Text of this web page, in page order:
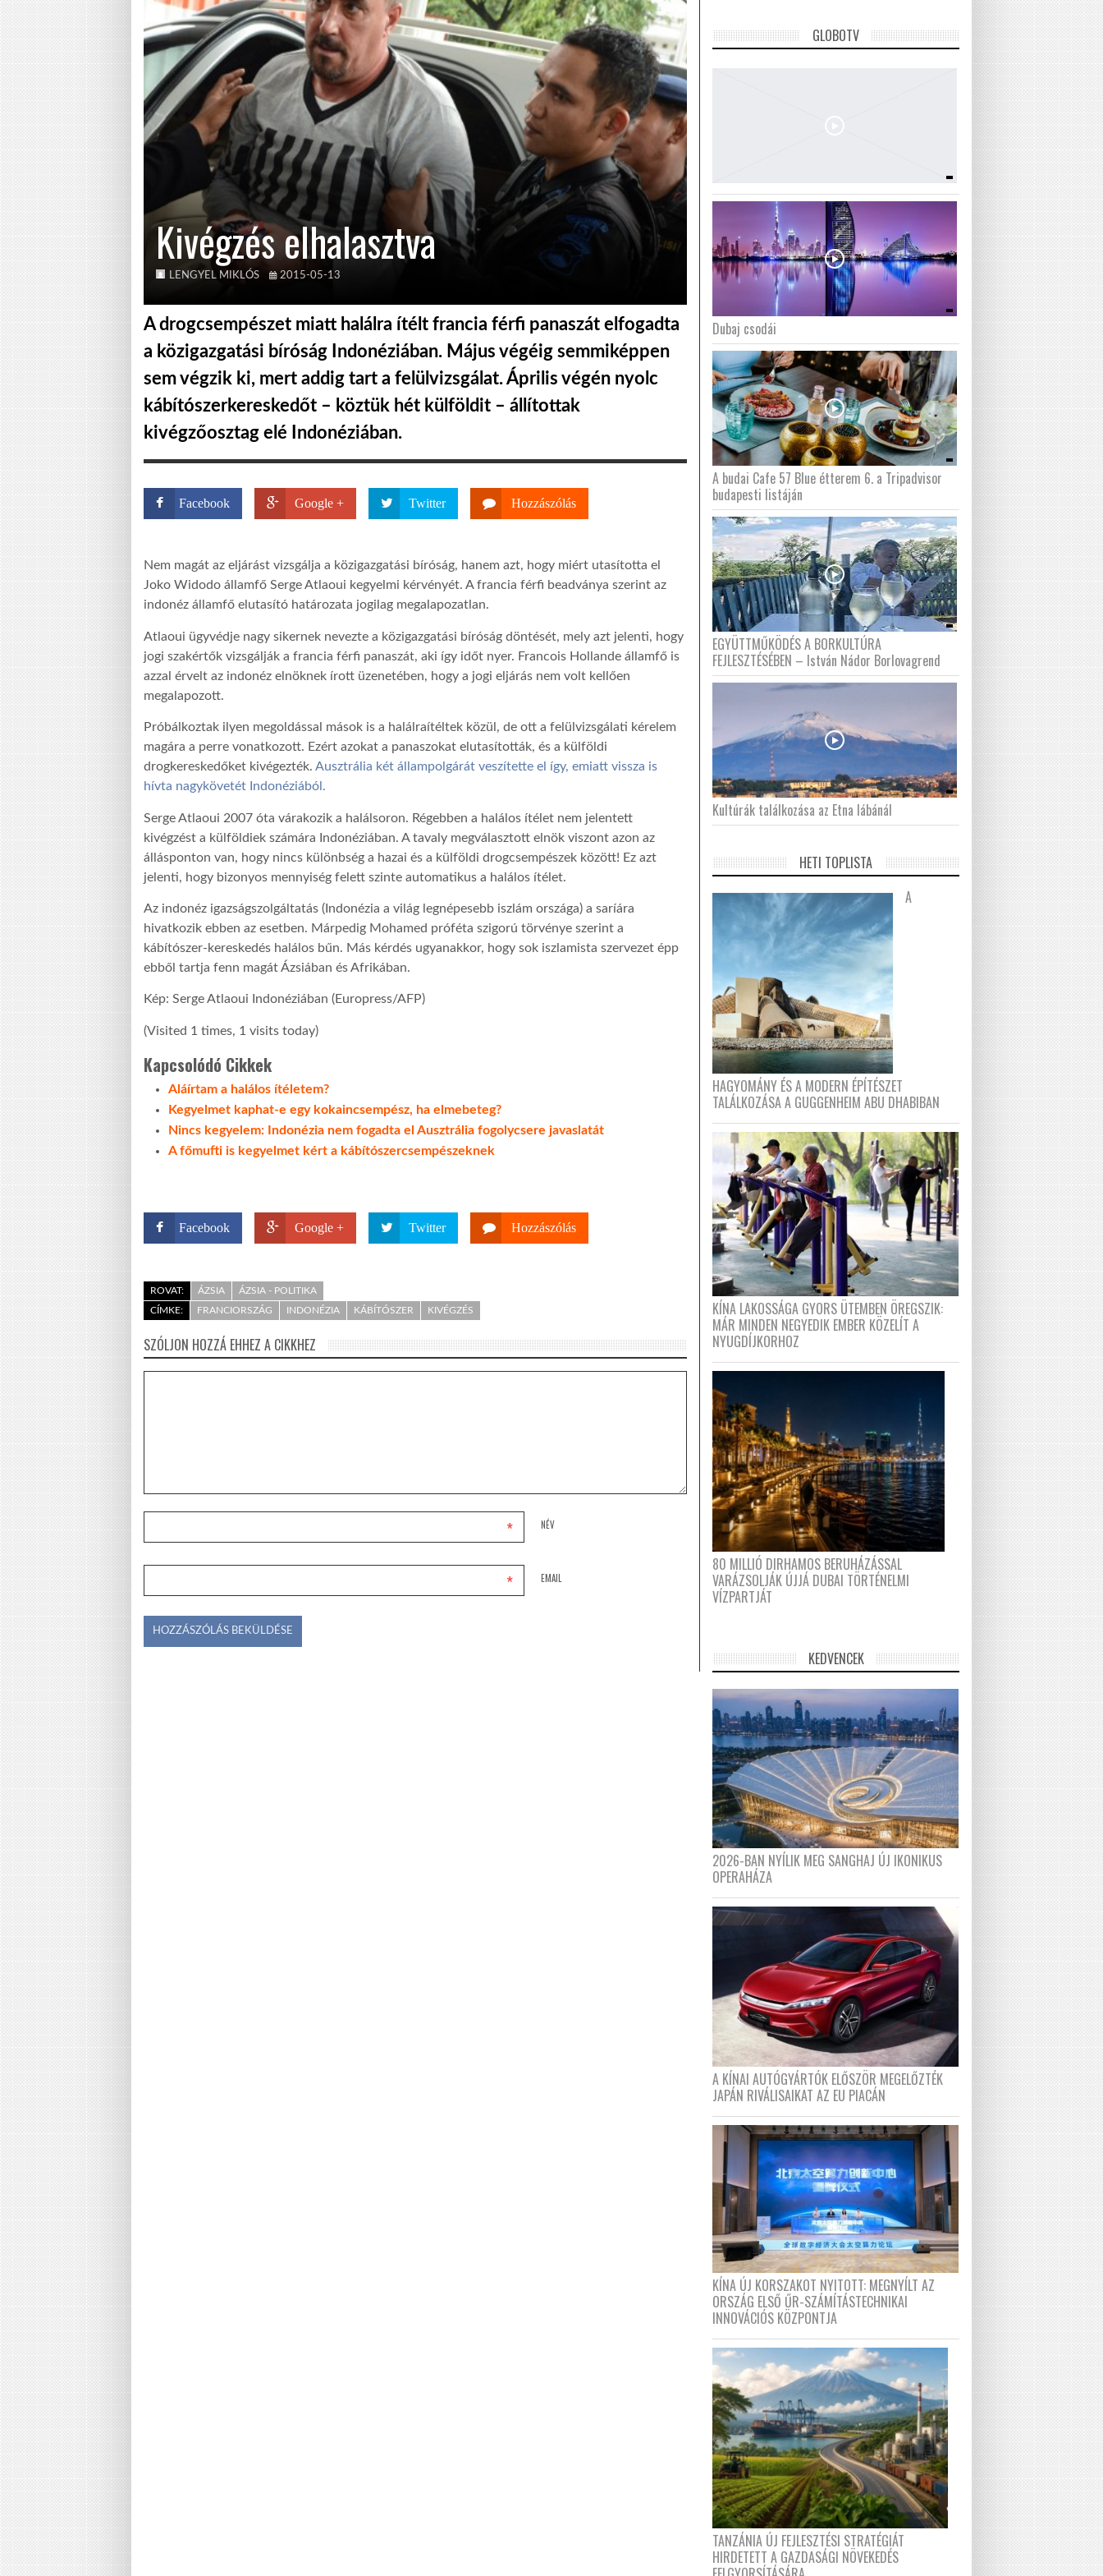
Kivégzés elhalasztva
LENGYEL MIKLÓS 2015-05-13
A drogcsempészet miatt halálra ítélt francia férfi panaszát elfogadta
a közigazgatási bíróság Indonéziában. Május végéig semmiképpen
sem végzik ki, mert addig tart a felülvizsgálat. Április végén nyolc
kábítószerkereskedőt – köztük hét külföldit – állítottak
kivégzőosztag elé Indonéziában.
Facebook Google + Twitter Hozzászólás
Nem magát az eljárást vizsgálja a közigazgatási bíróság, hanem azt, hogy miért utasította el
Joko Widodo államfő Serge Atlaoui kegyelmi kérvényét. A francia férfi beadványa szerint az
indonéz államfő elutasító határozata jogilag megalapozatlan.
Atlaoui ügyvédje nagy sikernek nevezte a közigazgatási bíróság döntését, mely azt jelenti, hogy
jogi szakértők vizsgálják a francia férfi panaszát, aki így időt nyer. Francois Hollande államfő is
azzal érvelt az indonéz elnöknek írott üzenetében, hogy a jogi eljárás nem volt kellően
megalapozott.
Próbálkoztak ilyen megoldással mások is a halálraítéltek közül, de ott a felülvizsgálati kérelem
magára a perre vonatkozott. Ezért azokat a panaszokat elutasították, és a külföldi
drogkereskedőket kivégezték. Ausztrália két állampolgárát veszítette el így, emiatt vissza is
hívta nagykövetét Indonéziából.
Serge Atlaoui 2007 óta várakozik a halálsoron. Régebben a halálos ítélet nem jelentett
kivégzést a külföldiek számára Indonéziában. A tavaly megválasztott elnök viszont azon az
állásponton van, hogy nincs különbség a hazai és a külföldi drogcsempészek között! Ez azt
jelenti, hogy bizonyos mennyiség felett szinte automatikus a halálos ítélet.
Az indonéz igazságszolgáltatás (Indonézia a világ legnépesebb iszlám országa) a saríára
hivatkozik ebben az esetben. Márpedig Mohamed próféta szigorú törvénye szerint a
kábítószer-kereskedés halálos bűn. Más kérdés ugyanakkor, hogy sok iszlamista szervezet épp
ebből tartja fenn magát Ázsiában és Afrikában.
Kép: Serge Atlaoui Indonéziában (Europress/AFP)
(Visited 1 times, 1 visits today)
Kapcsolódó Cikkek
Aláírtam a halálos ítéletem?
Kegyelmet kaphat-e egy kokaincsempész, ha elmebeteg?
Nincs kegyelem: Indonézia nem fogadta el Ausztrália fogolycsere javaslatát
A főmufti is kegyelmet kért a kábítószercsempészeknek
Facebook Google + Twitter Hozzászólás
ROVAT: ÁZSIA
ÁZSIA - POLITIKA
CÍMKE:
FRANCIORSZÁG INDONÉZIA KÁBÍTÓSZER KIVÉGZÉS
SZÓLJON HOZZÁ EHHEZ A CIKKHEZ
NÉV
*
EMAIL
*
GLOBOTV
Dubaj csodái
A budai Cafe 57 Blue étterem 6. a Tripadvisor
budapesti listáján
EGYÜTTMŰKÖDÉS A BORKULTÚRA
FEJLESZTÉSÉBEN – István Nádor Borlovagrend
Kultúrák találkozása az Etna lábánál
HETI TOPLISTA
A
HAGYOMÁNY ÉS A MODERN ÉPÍTÉSZET
TALÁLKOZÁSA A GUGGENHEIM ABU DHABIBAN
KÍNA LAKOSSÁGA GYORS ÜTEMBEN ÖREGSZIK:
MÁR MINDEN NEGYEDIK EMBER KÖZELÍT A
NYUGDÍJKORHOZ
80 MILLIÓ DIRHAMOS BERUHÁZÁSSAL
VARÁZSOLJÁK ÚJJÁ DUBAI TÖRTÉNELMI
VÍZPARTJÁT
KEDVENCEK
2026-BAN NYÍLIK MEG SANGHAJ ÚJ IKONIKUS
OPERAHÁZA
A KÍNAI AUTÓGYÁRTÓK ELŐSZÖR MEGELŐZTÉK
JAPÁN RIVÁLISAIKAT AZ EU PIACÁN
KÍNA ÚJ KORSZAKOT NYITOTT: MEGNYÍLT AZ
ORSZÁG ELSŐ ŰR-SZÁMÍTÁSTECHNIKAI
INNOVÁCIÓS KÖZPONTJA
TANZÁNIA ÚJ FEJLESZTÉSI STRATÉGIÁT
HIRDETETT A GAZDASÁGI NÖVEKEDÉS